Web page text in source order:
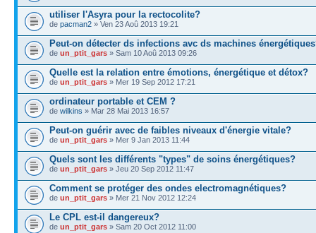
utiliser l'Asyra pour la rectocolite?
de pacman2 » Ven 23 Aoû 2013 19:21
Peut-on détecter ds infections avc ds machines
de un_ptit_gars » Sam 10 Aoû 2013 09:26
Quelle est la relation entre émotions, énergétique et détox?
de un_ptit_gars » Mer 19 Sep 2012 17:21
ordinateur portable et CEM ?
de wilkins » Mar 28 Mai 2013 16:57
Peut-on guérir avec de faibles niveaux d'énergie vitale?
de un_ptit_gars » Mer 9 Jan 2013 11:44
Quels sont les différents "types" de soins énergétiques?
de un_ptit_gars » Jeu 20 Sep 2012 11:47
Comment se protéger des ondes electromagnétiques?
de un_ptit_gars » Mer 21 Nov 2012 12:24
Le CPL est-il dangereux?
de un_ptit_gars » Sam 20 Oct 2012 11:00